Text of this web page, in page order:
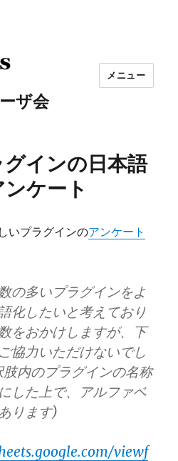
ザ会
メニュー
インの日本語
ケート
いプラグインのアンケート
の多いプラグインをよ
化したいと考えており
をおかけしますが、下
協力いただけないでし
内のプラグインの名称
した上で、アルファベ
ります)
viewf